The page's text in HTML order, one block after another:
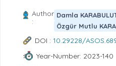
Author
:
Damla
Özgür Mutlu
DOI : 10.29228/
Year-Number: 2023-140